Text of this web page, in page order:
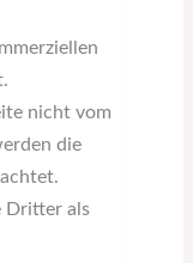
nicht vom
die
Dritter als